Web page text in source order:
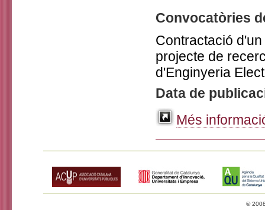
Convocatòries
Contractació
projecte de
d'Enginyeria
Data de
Més
©